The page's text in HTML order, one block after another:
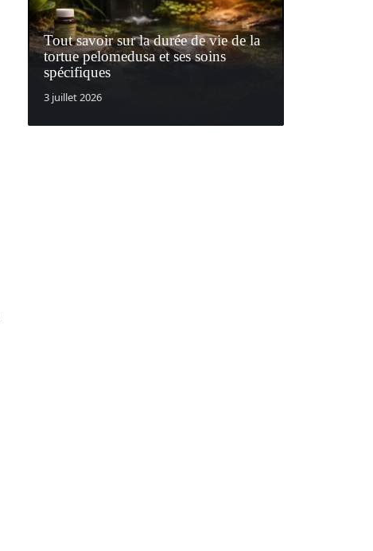
Tout savoir sur la durée de vie de la
tortue pelomedusa et ses soins
spécifiques
3 juillet 2026